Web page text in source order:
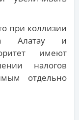
при коллизии
Алатау и
имеют
налогов
отдельно